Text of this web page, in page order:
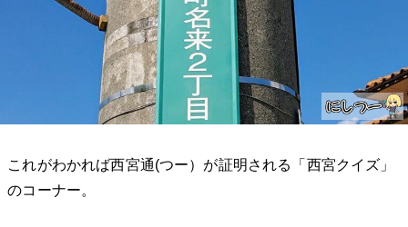
これがわかれば西宮通(つー）が証明される「西宮クイズ」
のコーナー。